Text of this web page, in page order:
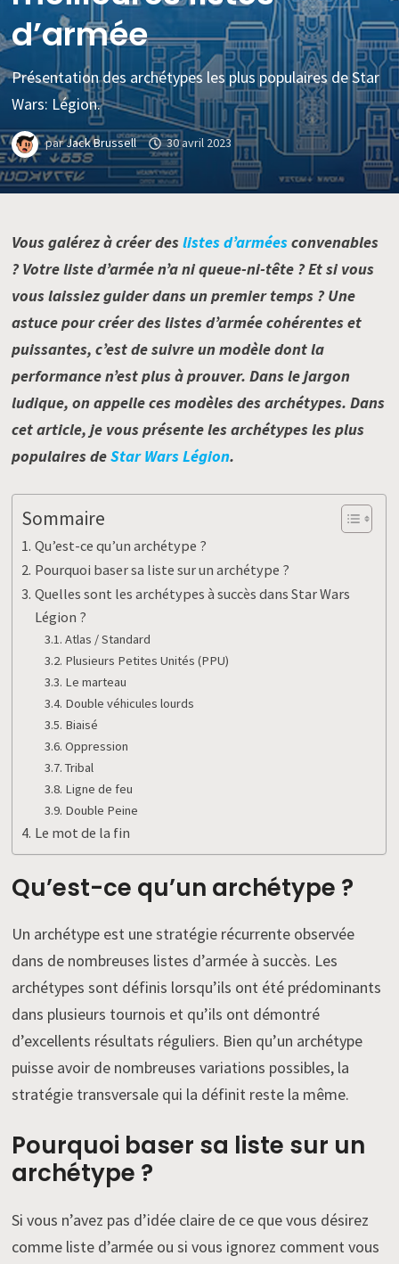
d’armée
Présentation des archétypes les plus populaires de Star
Wars: Légion.
parJack Brussell 30 avril 2023
Vous galérez à créer deslistes d’arméesconvenables
? Votre liste d’armée n’a ni queue-ni-tête ? Et si vous
vous laissiez guider dans un premier temps ? Une
astuce pour créer des listes d’armée cohérentes et
puissantes, c’est de suivre un modèle dont la
performance n’est plus à prouver. Dans le jargon
ludique, on appelle ces modèles des archétypes. Dans
cet article, je vous présente les archétypes les plus
populaires deStar Wars Légion.
Sommaire
Qu’est-ce qu’un archétype ?
Pourquoi baser sa liste sur un archétype ?
Quelles sont les archétypes à succès dans Star Wars
Légion ?
Atlas / Standard
Plusieurs Petites Unités (PPU)
Le marteau
Double véhicules lourds
Biaisé
Oppression
Tribal
Ligne de feu
Double Peine
Le mot de la fin
Qu’est-ce qu’un archétype ?
Un archétype est une stratégie récurrente observée
dans de nombreuses listes d’armée à succès. Les
archétypes sont définis lorsqu’ils ont été prédominants
dans plusieurs tournois et qu’ils ont démontré
d’excellents résultats réguliers. Bien qu’un archétype
puisse avoir de nombreuses variations possibles, la
stratégie transversale qui la définit reste la même.
Pourquoi baser sa liste sur un
archétype ?
Si vous n’avez pas d’idée claire de ce que vous désirez
comme liste d’armée ou si vous ignorez comment vous